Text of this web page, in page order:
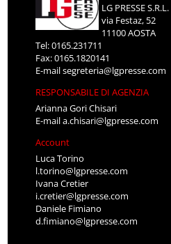
LG PRESSE S.R.L.
via Festaz, 52
11100 AOSTA
Tel: 0165.231711
Fax: 0165.1820141
E-mailsegreteria@lgpresse.com
RESPONSABILE DI AGENZIA
Arianna Gori Chisari
E-maila.chisari@lgpresse.com
Account
Luca Torino
l.torino@lgpresse.com
Ivana Cretier
i.cretier@lgpresse.com
Daniele Fimiano
d.fimiano@lgpresse.com